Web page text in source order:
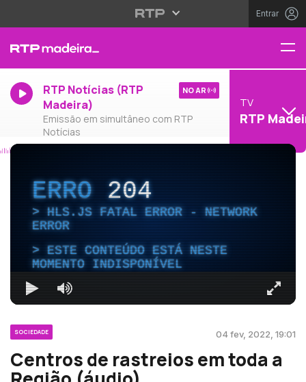
Entrar
RTP Notícias (RTP
Madeira)
Emissão em simultâneo com RTP
Notícias
NO AR
TV
RTP
ERRO204
HLS.JS FATAL ERROR - NETWORK
ERROR
ESTE CONTEÚDO ESTÁ NESTE
MOMENTO INDISPONÍVEL
SOCIEDADE 04 fev, 2022, 19:01
Centros de rastreios em toda a